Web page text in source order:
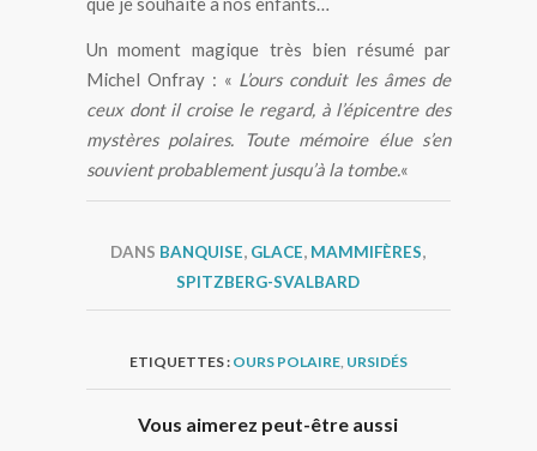
Un moment magique très bien résumé par
Michel Onfray : « L’ours conduit les âmes de
ceux dont il croise le regard, à l’épicentre des
mystères polaires. Toute mémoire élue s’en
souvient probablement jusqu’à la tombe.«
DANS BANQUISE, GLACE, MAMMIFÈRES,
SPITZBERG-SVALBARD
ETIQUETTES : OURS POLAIRE, URSIDÉS
Vous aimerez peut-être aussi